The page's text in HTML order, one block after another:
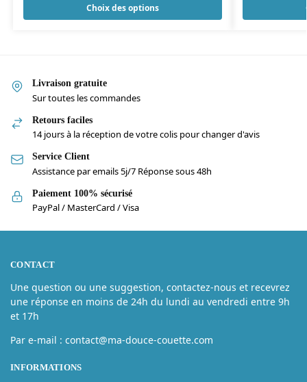
Choix des options
Livraison gratuite
Sur toutes les commandes
Retours faciles
14 jours à la réception de votre colis pour changer d'avis
Service Client
Assistance par emails 5j/7 Réponse sous 48h
Paiement 100% sécurisé
PayPal / MasterCard / Visa
CONTACT
Une question ou une suggestion, contactez-nous et recevrez
une réponse en moins de 24h du lundi au vendredi entre 9h
et 17h
Par e-mail : contact@ma-douce-couette.com
INFORMATIONS